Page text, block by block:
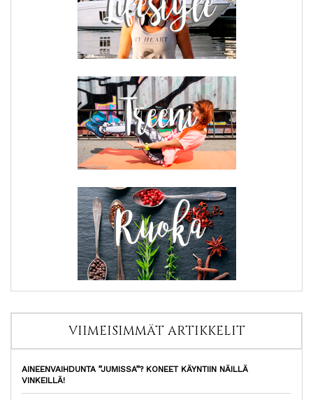
VIIMEISIMMÄT ARTIKKELIT
AINEENVAIHDUNTA ”JUMISSA”? KONEET KÄYNTIIN NÄILLÄ
VINKEILLÄ!